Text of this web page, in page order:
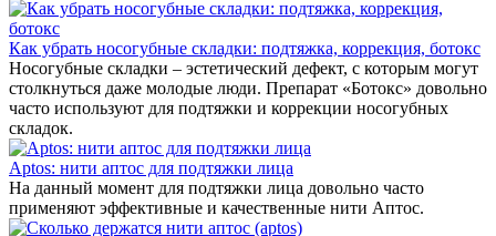
Как убрать носогубные складки: подтяжка, коррекция, ботокс
Носогубные складки – эстетический дефект, с которым могут
столкнуться даже молодые люди. Препарат «Ботокс» довольно
часто используют для подтяжки и коррекции носогубных
складок.
Aptos: нити аптос для подтяжки лица
На данный момент для подтяжки лица довольно часто
применяют эффективные и качественные нити Аптос.